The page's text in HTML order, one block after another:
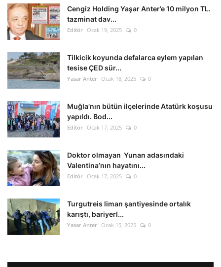
Cengiz Holding Yaşar Anter’e 10 milyon TL.
tazminat dav...
Editör Ocak 19, 2025 0
Tilkicik koyunda defalarca eylem yapılan
tesise ÇED sür...
Yasar Anter Ocak 18, 2025 0
Muğla’nın bütün ilçelerinde Atatürk koşusu
yapıldı. Bod...
Editör Ocak 17, 2025 0
Doktor olmayan Yunan adasındaki
Valentina’nın hayatını...
Editör Ocak 17, 2025 0
Turgutreis liman şantiyesinde ortalık
karıştı, bariyerl...
Yasar Anter Ocak 15, 2025 0